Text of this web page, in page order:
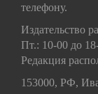
телефону.
Издательство
Пт.: 10-00 до
Редакция
153000, РФ,